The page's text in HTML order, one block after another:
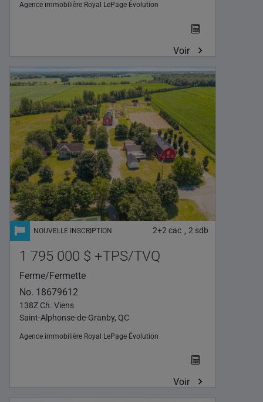
Agence immobilière Royal LePage Évolution
Voir
2+2 cac , 2 sdb
1 795 000 $ +TPS/TVQ
Ferme/Fermette
No. 18679612
138Z Ch. Viens
Saint-Alphonse-de-Granby, QC
Agence immobilière Royal LePage Évolution
Voir